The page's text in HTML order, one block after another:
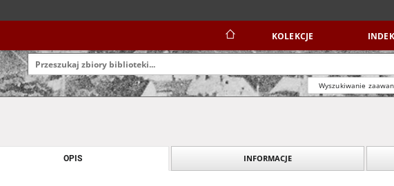
KOLEKCJE
Wyszukiwanie
OPIS INFORMACJE